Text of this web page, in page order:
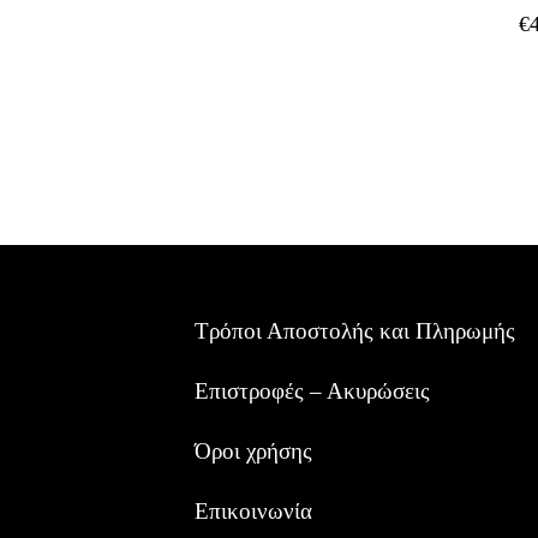
€
Τρόποι Αποστολής και Πληρωμής
Επιστροφές – Ακυρώσεις
Όροι χρήσης
Επικοινωνία